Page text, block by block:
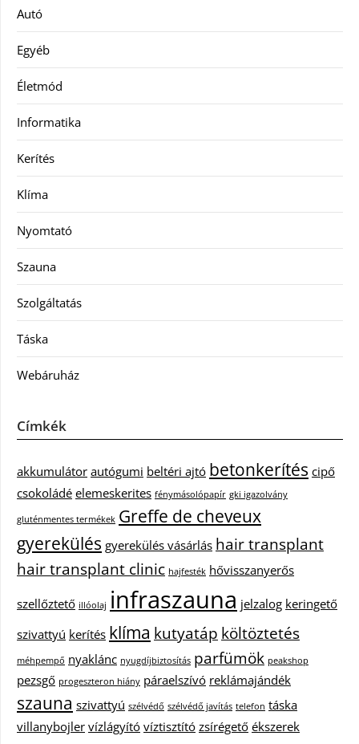
Autó
Egyéb
Életmód
Informatika
Kerítés
Klíma
Nyomtató
Szauna
Szolgáltatás
Táska
Webáruház
Címkék
akkumulátor autógumi beltéri ajtó betonkerítés cipő
csokoládé elemeskerites fénymásolópapír gki igazolvány
gluténmentes termékek Greffe de cheveux
gyerekülés gyerekülés vásárlás hair transplant
hair transplant clinic hajfesték hővisszanyerős
szellőztető illóolaj infraszauna jelzalog keringető
szivattyú kerítés klíma kutyatáp költöztetés
méhpempő nyaklánc nyugdíjbiztosítás parfümök peakshop
pezsgő progeszteron hiány páraelszívó reklámajándék
szauna szivattyú szélvédő szélvédő javítás telefon táska
villanybojler vízlágyító víztisztító zsírégető ékszerek